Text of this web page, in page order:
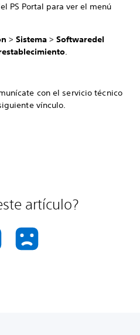
PS Portal para ver el menú
> Sistema > Softwaredel
.
con el servicio técnico
vínculo.
artículo?